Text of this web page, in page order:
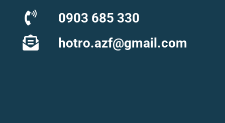
0903 685 330
hotro.azf@gmail.com